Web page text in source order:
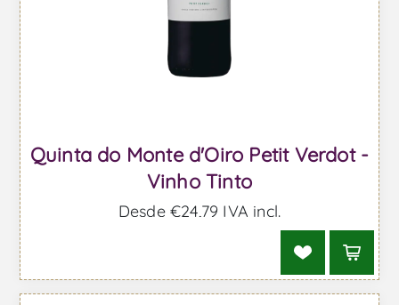
Quinta do Monte d'Oiro Petit Verdot -
Vinho Tinto
Desde €24,79 IVA incl.